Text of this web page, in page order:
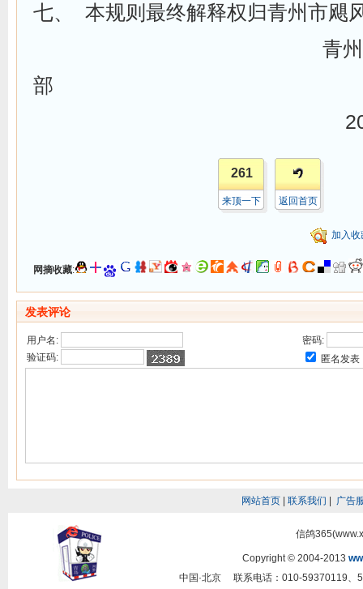
七、 本规则最终解释权归青州市飓
青州市飓风赛
部
2019年1月
261
来顶一下 返回首页
加入收
网摘收藏:
发表评论
用户名:
密码:
验证码:
匿名发表
网站首页 联系我们 广告
信鸽
Copyright © 2004-2013
中国·北京 联系电话：010-